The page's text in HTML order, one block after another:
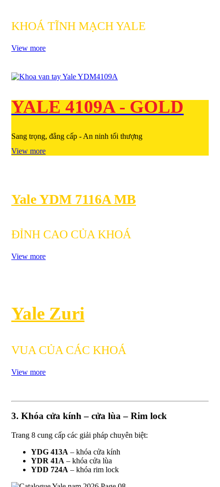
KHOÁ TĨNH MẠCH YALE
View more
YALE 4109A - GOLD
Sang trọng, đẳng cấp - An ninh tối thượng
View more
Yale YDM 7116A MB
ĐỈNH CAO CỦA KHOÁ
View more
Yale Zuri
VUA CỦA CÁC KHOÁ
View more
3. Khóa cửa kính – cửa lùa – Rim lock
Trang 8 cung cấp các giải pháp chuyên biệt:
YDG 413A – khóa cửa kính
YDR 41A – khóa cửa lùa
YDD 724A – khóa rim lock